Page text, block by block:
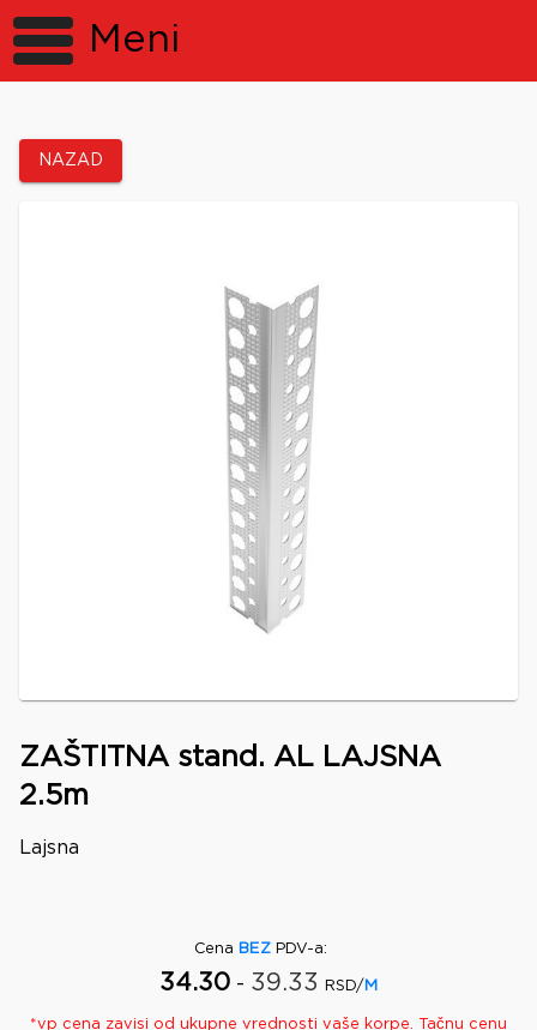
Meni
NAZAD
ZAŠTITNA stand. AL LAJSNA
2.5m
Lajsna
Cena BEZ PDV-a:
34.30 - 39.33 RSD/ M
*vp cena zavisi od ukupne vrednosti vaše korpe. Tačnu cenu